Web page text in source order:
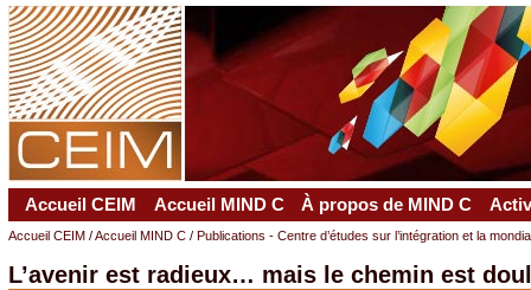
Accueil CEIM Accueil MIND C À propos de MIND C
Accueil CEIM/Accueil MIND C/ Publications - Centre d’études sur l’intégration et la
L’avenir est radieux… mais le chemin est